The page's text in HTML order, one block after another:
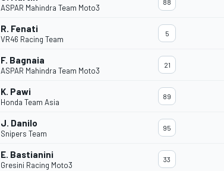
ASPAR Mahindra Team Moto3
88
R. Fenati
VR46 Racing Team
5
F. Bagnaia
ASPAR Mahindra Team Moto3
21
K. Pawi
Honda Team Asia
89
J. Danilo
Snipers Team
95
E. Bastianini
Gresini Racing Moto3
33